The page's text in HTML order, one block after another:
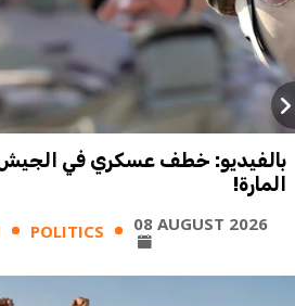
بالفيديو: خطف عسكري في الجيش
المارة!
POLITICS 08 AUGUST 2026